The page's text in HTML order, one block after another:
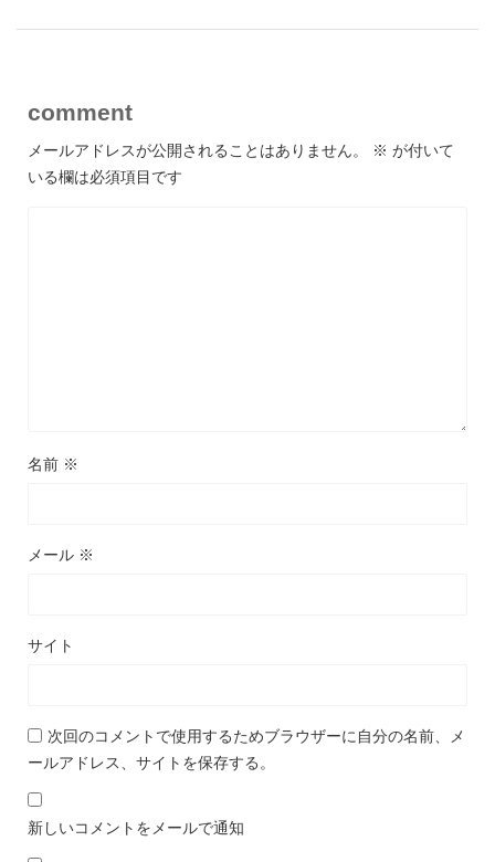
comment
メールアドレスが公開されることはありません。 ※ が付いて
いる欄は必須項目です
名前 ※
メール ※
サイト
次回のコメントで使用するためブラウザーに自分の名前、メ
ールアドレス、サイトを保存する。
新しいコメントをメールで通知